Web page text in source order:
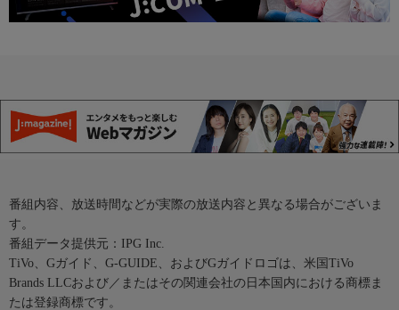
番組内容、放送時間などが実際の放送内容と異なる場合がございま
す。
番組データ提供元：IPG Inc.
TiVo、Gガイド、G-GUIDE、およびGガイドロゴは、米国TiVo
Brands LLCおよび／またはその関連会社の日本国内における商標ま
たは登録商標です。